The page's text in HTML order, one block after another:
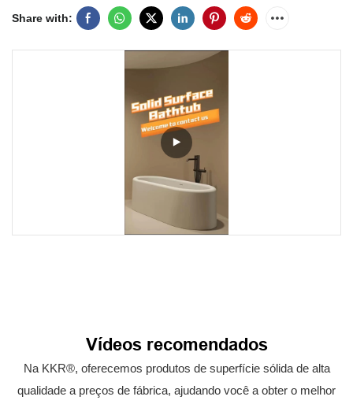
Share with:
Vídeos recomendados
Na KKR®, oferecemos produtos de superfície sólida de alta
qualidade a preços de fábrica, ajudando você a obter o melhor